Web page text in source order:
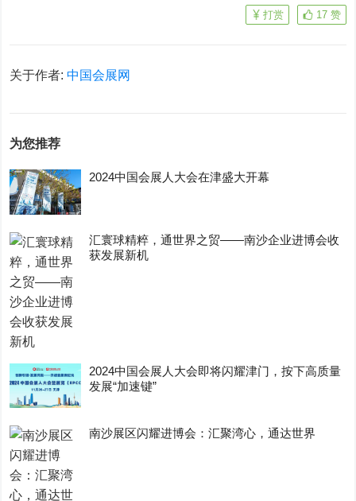
17 赞
打赏
关于作者:中国会展网
为您推荐
2024中国会展人大会在津盛大开幕
汇寰球精粹，通世界之贸——南沙企业进博会收
获发展新机
2024中国会展人大会即将闪耀津门，按下高质量
发展“加速键”
南沙展区闪耀进博会：汇聚湾心，通达世界